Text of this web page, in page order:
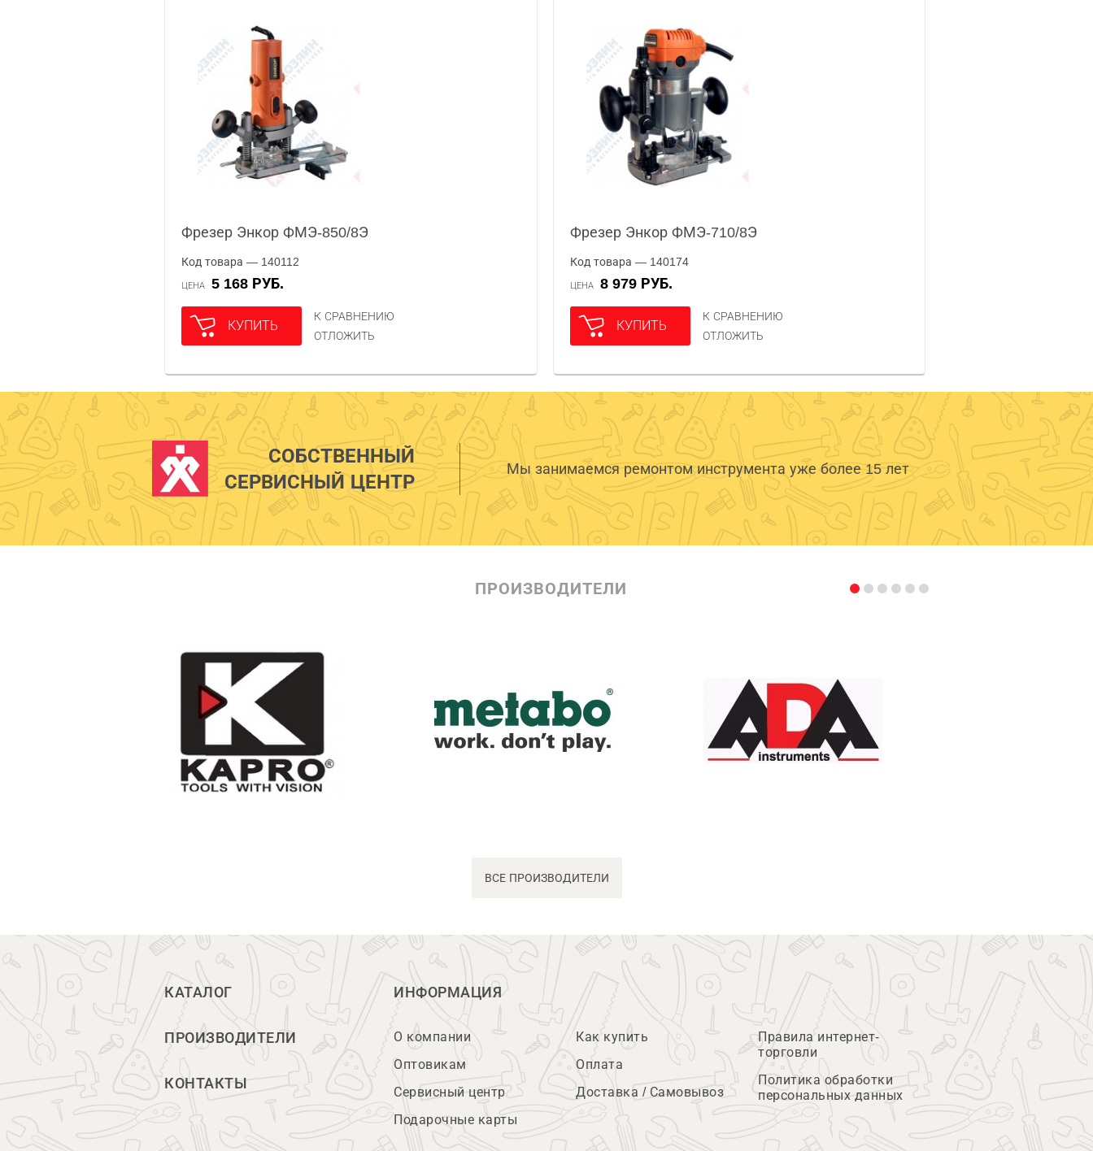
Фрезер Энкор ФМЭ-850/8Э
Код товара — 140112
ЦЕНА 5 168 РУБ.
КУПИТЬ
К СРАВНЕНИЮ
ОТЛОЖИТЬ
Фрезер Энкор ФМЭ-710/8Э
Код товара — 140174
ЦЕНА 8 979 РУБ.
КУПИТЬ
К СРАВНЕНИЮ
ОТЛОЖИТЬ
СОБСТВЕННЫЙ
СЕРВИСНЫЙ ЦЕНТР
Мы занимаемся ремонтом инструмента уже более 15 лет
ПРОИЗВОДИТЕЛИ
ВСЕ ПРОИЗВОДИТЕЛИ
КАТАЛОГ
ПРОИЗВОДИТЕЛИ
КОНТАКТЫ
ИНФОРМАЦИЯ
О компании
Оптовикам
Сервисный центр
Подарочные карты
Как купить
Оплата
Доставка / Самовывоз
Правила интернет-
торговли
Политика обработки
персональных данных